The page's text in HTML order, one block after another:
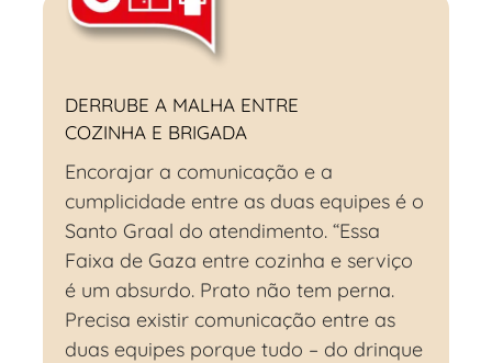
DERRUBE A MALHA ENTRE
COZINHA E BRIGADA
Encorajar a comunicação e a
cumplicidade entre as duas equipes é o
Santo Graal do atendimento. “Essa
Faixa de Gaza entre cozinha e serviço
é um absurdo. Prato não tem perna.
Precisa existir comunicação entre as
duas equipes porque tudo – do drinque